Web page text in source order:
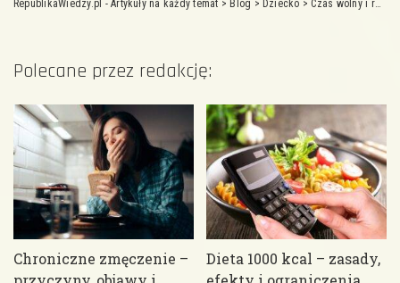
RepublikaWiedzy.pl - Artykuły na każdy temat > Blog > Dziecko > Czas wolny i rozrywka
Polecane przez redakcję:
Chroniczne zmęczenie –
Dieta 1000 kcal – zasady,